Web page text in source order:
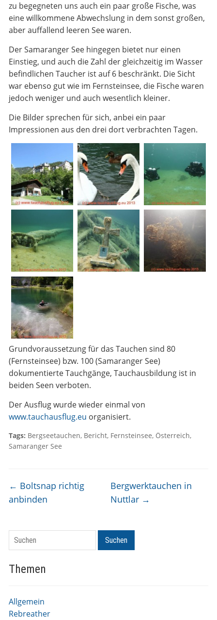
Suchen Suchen
Themen
Allgemein
Rebreather
zu begegneten uns auch ein paar große Fische, was
eine willkommene Abwechslung in dem sonst großen,
aber auffallend leeren See waren.
Der Samaranger See hingegen bietet nur einen
Einstieg, und auch die Zahl der gleichzeitig im Wasser
befindlichen Taucher ist auf 6 beschränkt. Die Sicht
war ebenso gut wie im Fernsteinsee, die Fische waren
jedoch weniger und auch wesentlich kleiner.
Die Bilder sprechen für sich, anbei ein paar
Impressionen aus den drei dort verbrachten Tagen.
Grundvoraussetzung für das Tauchen sind 80
(Fernsteinsee) bzw. 100 (Samaranger See)
dokumentierte Tauchgänge, Tauchausbildung ist in
beiden Seen verboten.
Der Ausflug wurde wieder einmal von
www.tauchausflug.eu organisiert.
Tags: Bergseetauchen, Bericht, Fernsteinsee, Österreich,
Samaranger See
← Boltsnap richtig
anbinden
Bergwerktauchen in
Nuttlar →